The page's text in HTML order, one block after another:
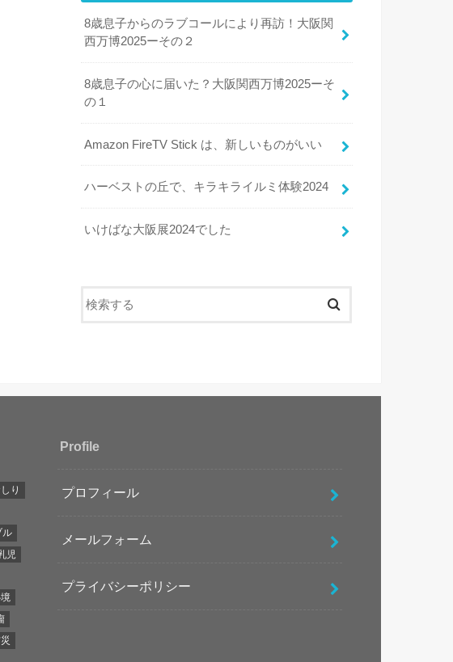
8歳息子からのラブコールにより再訪！大阪関
西万博2025ーその２
8歳息子の心に届いた？大阪関西万博2025ーそ
の１
Amazon FireTV Stick は、新しいものがいい
ハーベストの丘で、キラキライルミ体験2024
いけばな大阪展2024でした
り
ル
児
Profile
プロフィール
メールフォーム
プライバシーポリシー